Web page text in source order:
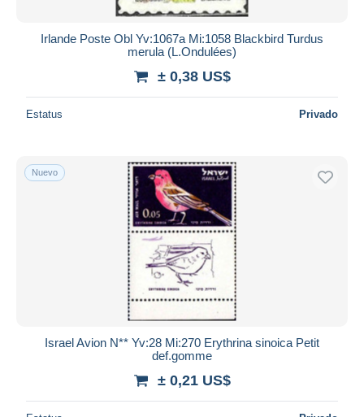
Irlande Poste Obl Yv:1067a Mi:1058 Blackbird Turdus
merula (L.Ondulées)
± 0,38 US$
Estatus Privado
Nuevo
Israel Avion N** Yv:28 Mi:270 Erythrina sinoica Petit
def.gomme
± 0,21 US$